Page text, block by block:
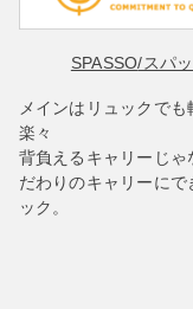
SPASSO/スパ
メインはリュックでも
楽々
背負えるキャリーじゃ
だわりのキャリーにで
ック。